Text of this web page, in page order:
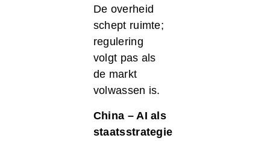
De overheid
schept ruimte;
regulering
volgt pas als
de markt
volwassen is.
China – AI als
staatsstrategie